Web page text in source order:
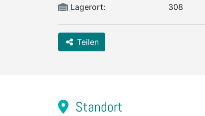
Lagerort: 308
Teilen
Standort